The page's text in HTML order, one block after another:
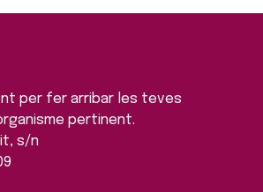
per fer arribar les teves
pertinent.
s/n